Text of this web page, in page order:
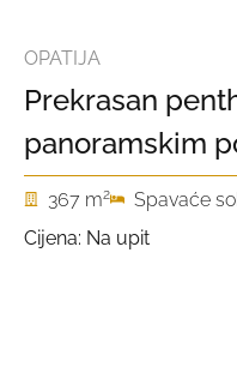
OPATIJA
Prekrasan
panoramskim
367 m2 Spavaće
Cijena: Na upit